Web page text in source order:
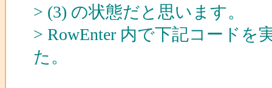
> (3) の状態だと思います。
> RowEnter 内で下記コード
た。